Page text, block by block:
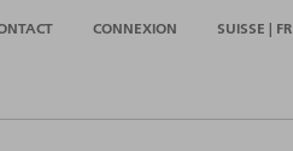
CONNEXION SUISSE | FR